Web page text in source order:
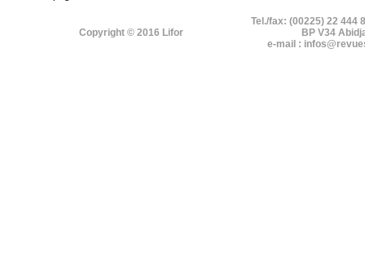
Copyright © 2016 Lifor
Tel./fax: (00225) 22 444
BP V34
e-mail :